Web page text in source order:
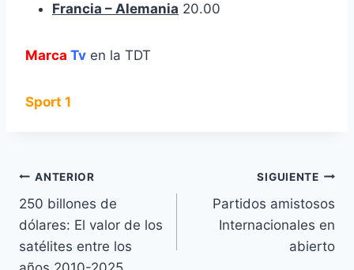
Francia – Alemania 20.00
Marca Tv en la TDT
Sport 1
Navegación
de
entradas
ANTERIOR
250 billones de
dólares: El valor de los
satélites entre los
SIGUIENTE
Partidos amistosos
Internacionales en
abierto